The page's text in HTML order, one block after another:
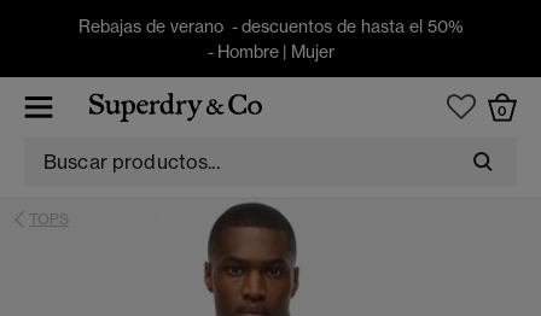
Rebajas de verano - descuentos de hasta el 50%
- Hombre| Mujer
0
TOPS